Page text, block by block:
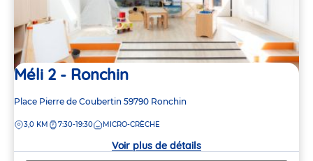
Méli 2 - Ronchin
Adresse
la
Place Pierre de Coubertin 59790 Ronchin
DISTANCE
3,0 KM 7:30-19:30 MICRO-CRÈCHE
Voir plus de détails